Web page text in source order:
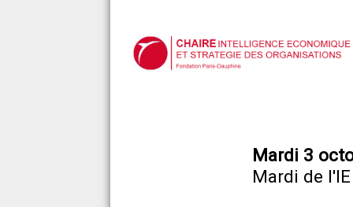
Mardi 3
Mardi de